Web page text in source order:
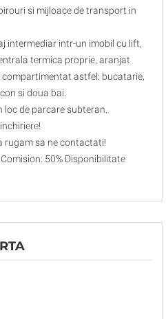
si mijloace de transport in
intermediar intr-un imobil cu lift,
termica proprie, aranjat
astfel: bucatarie,
si doua bai.
loc de parcare subteran.
rugam sa ne contactati!
50% Disponibilitate